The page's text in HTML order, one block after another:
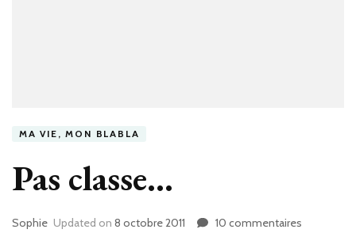
MA VIE, MON BLABLA
Pas classe…
Sophie Updated on 8 octobre 2011 10 commentaires